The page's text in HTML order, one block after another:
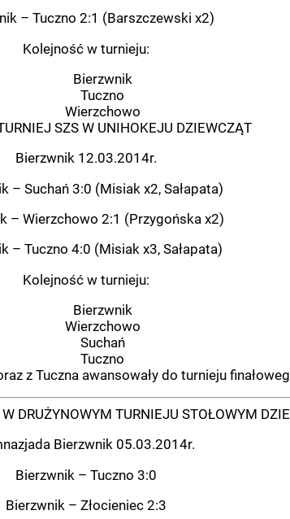
– Tuczno 2:1 (Barszczewski x2)
Kolejność w turnieju:
Bierzwnik
Tuczno
Wierzchowo
SZS W UNIHOKEJU DZIEWCZĄT
Bierzwnik 12.03.2014r.
– Suchań 3:0 (Misiak x2, Sałapata)
– Wierzchowo 2:1 (Przygońska x2)
– Tuczno 4:0 (Misiak x3, Sałapata)
Kolejność w turnieju:
Bierzwnik
Wierzchowo
Suchań
Tuczno
z Tuczna awansowały do turnieju
DRUŻYNOWYM TURNIEJU STOŁOWYM
Bierzwnik 05.03.2014r.
Bierzwnik – Tuczno 3:0
Bierzwnik – Złocieniec 2:3